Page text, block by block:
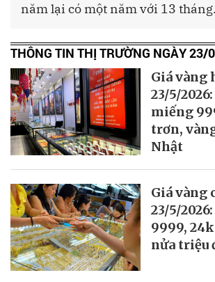
năm lại có một năm với 13 tháng.
THÔNG TIN THỊ TRƯỜNG NGÀY
Giá vàng
23/5/
miếng
trơn,
Nhật
Giá vàng
23/5/
9999,
nửa triệu